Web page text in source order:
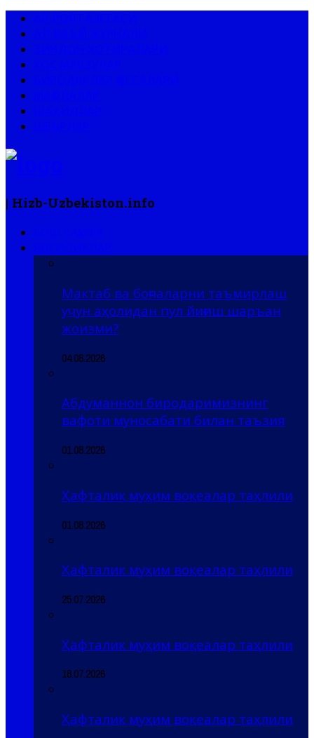
| Hizb-Uzbekiston.info
Мактаб ва боғчаларни таъмирлаш
учун аҳолидан пул йиғиш шаръан
жоизми?
04.08.2026
Абдуманнон биродаримизнинг
вафоти муносабати билан таъзия
01.08.2026
Ҳафталик муҳим воқеалар таҳлили
01.08.2026
Ҳафталик муҳим воқеалар таҳлили
25.07.2026
Ҳафталик муҳим воқеалар таҳлили
18.07.2026
Ҳафталик муҳим воқеалар таҳлили